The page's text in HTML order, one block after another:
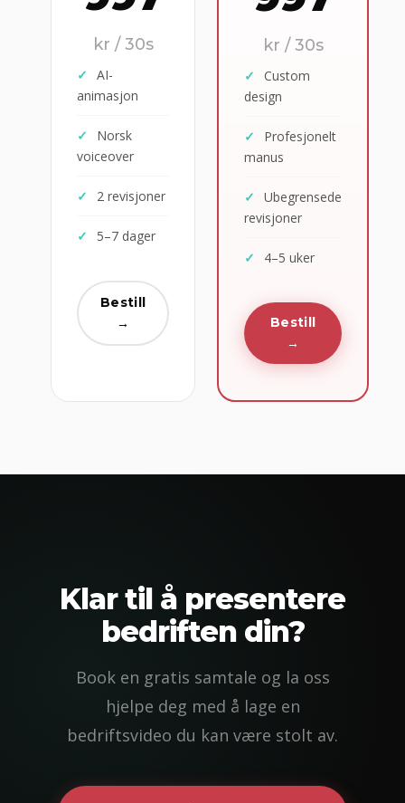
kr / 30s
AI-
animasjon
Norsk
voiceover
2 revisjoner
5–7 dager
Bestill
→
kr / 30s
Custom
design
Profesjonelt
manus
Ubegrensede
revisjoner
4–5 uker
Bestill
→
Klar til å presentere
bedriften din?
Book en gratis samtale og la oss
hjelpe deg med å lage en
bedriftsvideo du kan være stolt av.